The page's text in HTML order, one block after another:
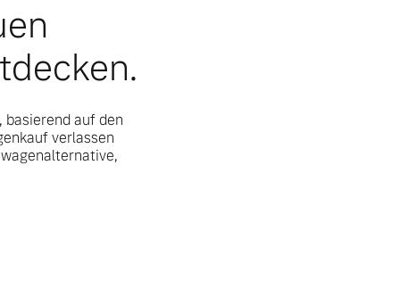
basierend auf den
verlassen